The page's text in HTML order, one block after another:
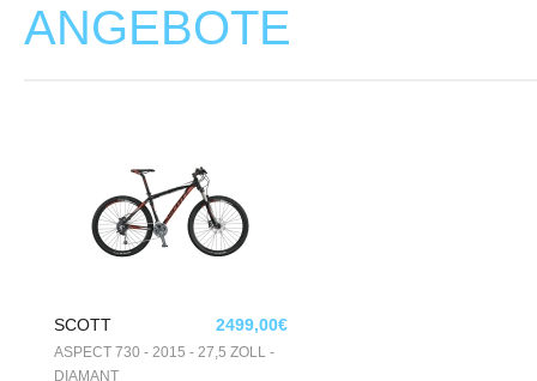
ANGEBOTE
SCOTT 2499,00€
ASPECT 730 - 2015 - 27,5 ZOLL -
DIAMANT